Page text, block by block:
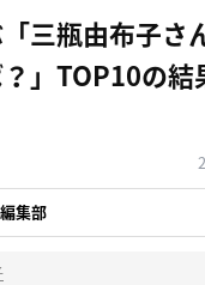
三瓶由布子さ
」TOP10の結
集部